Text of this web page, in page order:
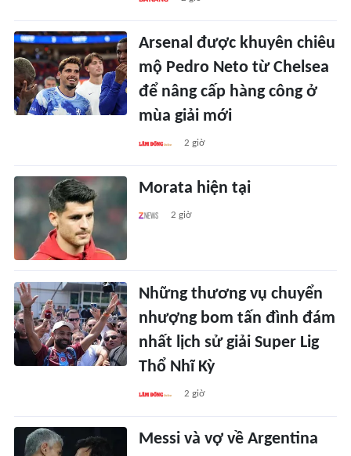
Arsenal được khuyên chiêu
mộ Pedro Neto từ Chelsea
để nâng cấp hàng công ở
mùa giải mới
2 giờ
Morata hiện tại
2 giờ
Những thương vụ chuyển
nhượng bom tấn đình đám
nhất lịch sử giải Super Lig
Thổ Nhĩ Kỳ
2 giờ
Messi và vợ về Argentina